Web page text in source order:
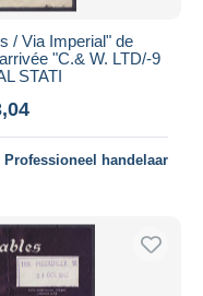
/ Via Imperial" de
"C.& W. LTD/-9
STATI
Professioneel handelaar